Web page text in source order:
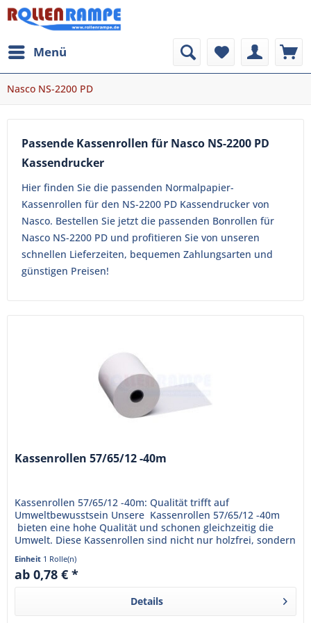
Menü
Nasco NS-2200 PD
Passende Kassenrollen für Nasco NS-2200 PD
Kassendrucker
Hier finden Sie die passenden Normalpapier-
Kassenrollen für den NS-2200 PD Kassendrucker von
Nasco. Bestellen Sie jetzt die passenden Bonrollen für
Nasco NS-2200 PD und profitieren Sie von unseren
schnellen Lieferzeiten, bequemen Zahlungsarten und
günstigen Preisen!
Kassenrollen 57/65/12 -40m
Kassenrollen 57/65/12 -40m: Qualität trifft auf
Umweltbewusstsein Unsere Kassenrollen 57/65/12 -40m
bieten eine hohe Qualität und schonen gleichzeitig die
Umwelt. Diese Kassenrollen sind nicht nur holzfrei, sondern
auch...
Einheit 1 Rolle(n)
ab 0,78 € *
Details